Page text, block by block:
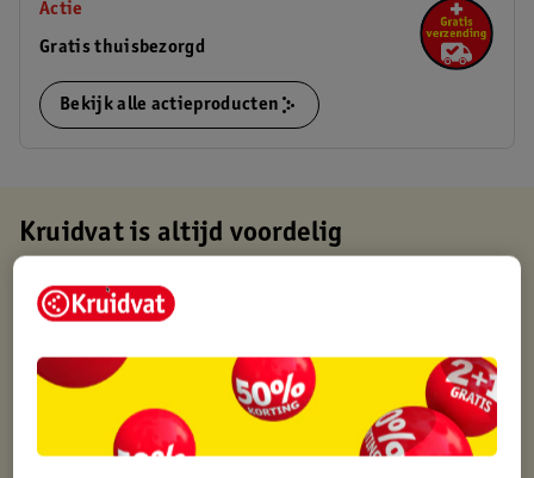
Actie
Gratis thuisbezorgd
Bekijk alle actieproducten
Kruidvat is altijd voordelig
Gratis ophalen in de winkel
Op werkdagen voor 22:00 uur besteld, volgende dag in huis
Gratis retourneren binnen 30 dagen
Gratis punten met je Kruidvat kaart